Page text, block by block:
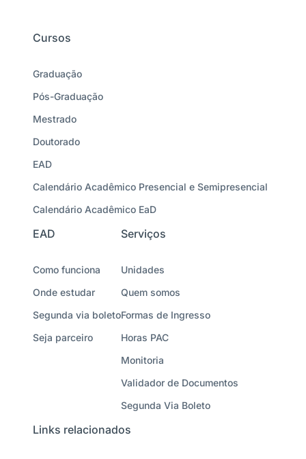
Cursos
Graduação
Pós-Graduação
Mestrado
Doutorado
EAD
Calendário Acadêmico Presencial e Semipresencial
Calendário Acadêmico EaD
EAD
Como funciona
Onde estudar
Segunda via boleto
Seja parceiro
Serviços
Unidades
Quem somos
Formas de Ingresso
Horas PAC
Monitoria
Validador de Documentos
Segunda Via Boleto
Links relacionados